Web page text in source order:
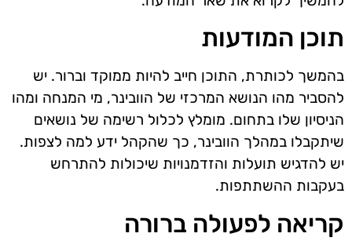
תוכן המודעות
בהמשך לכותרת, התוכן חייב להיות ממוקד וברור. יש
להסביר מהו הנושא המרכזי של הוובינר, מי המנחה ומהו
הניסיון שלו בתחום. מומלץ לכלול רשימה של נושאים
שיתקבלו במהלך הוובינר, כך שהקהל ידע למה לצפות.
יש להדגיש תועלות והזדמנויות שיכולות להתרחש
בעקבות ההשתתפות.
קריאה לפעולה ברורה